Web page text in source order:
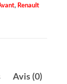
, Renault
Avis (0)